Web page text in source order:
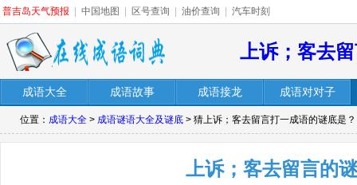
普吉岛天气预报 中国地图 区号查询 油价查询 汽车时刻
上诉；客去
成语大全 成语故事 成语接龙 成语对对子
位置： 成语大全 > 成语谜语大全及谜底 > 猜上诉；客去留言打一成语的谜底是？
上诉；客去留言的